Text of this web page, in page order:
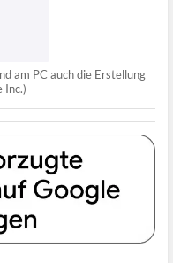
am PC auch die Erstellung
Inc.)